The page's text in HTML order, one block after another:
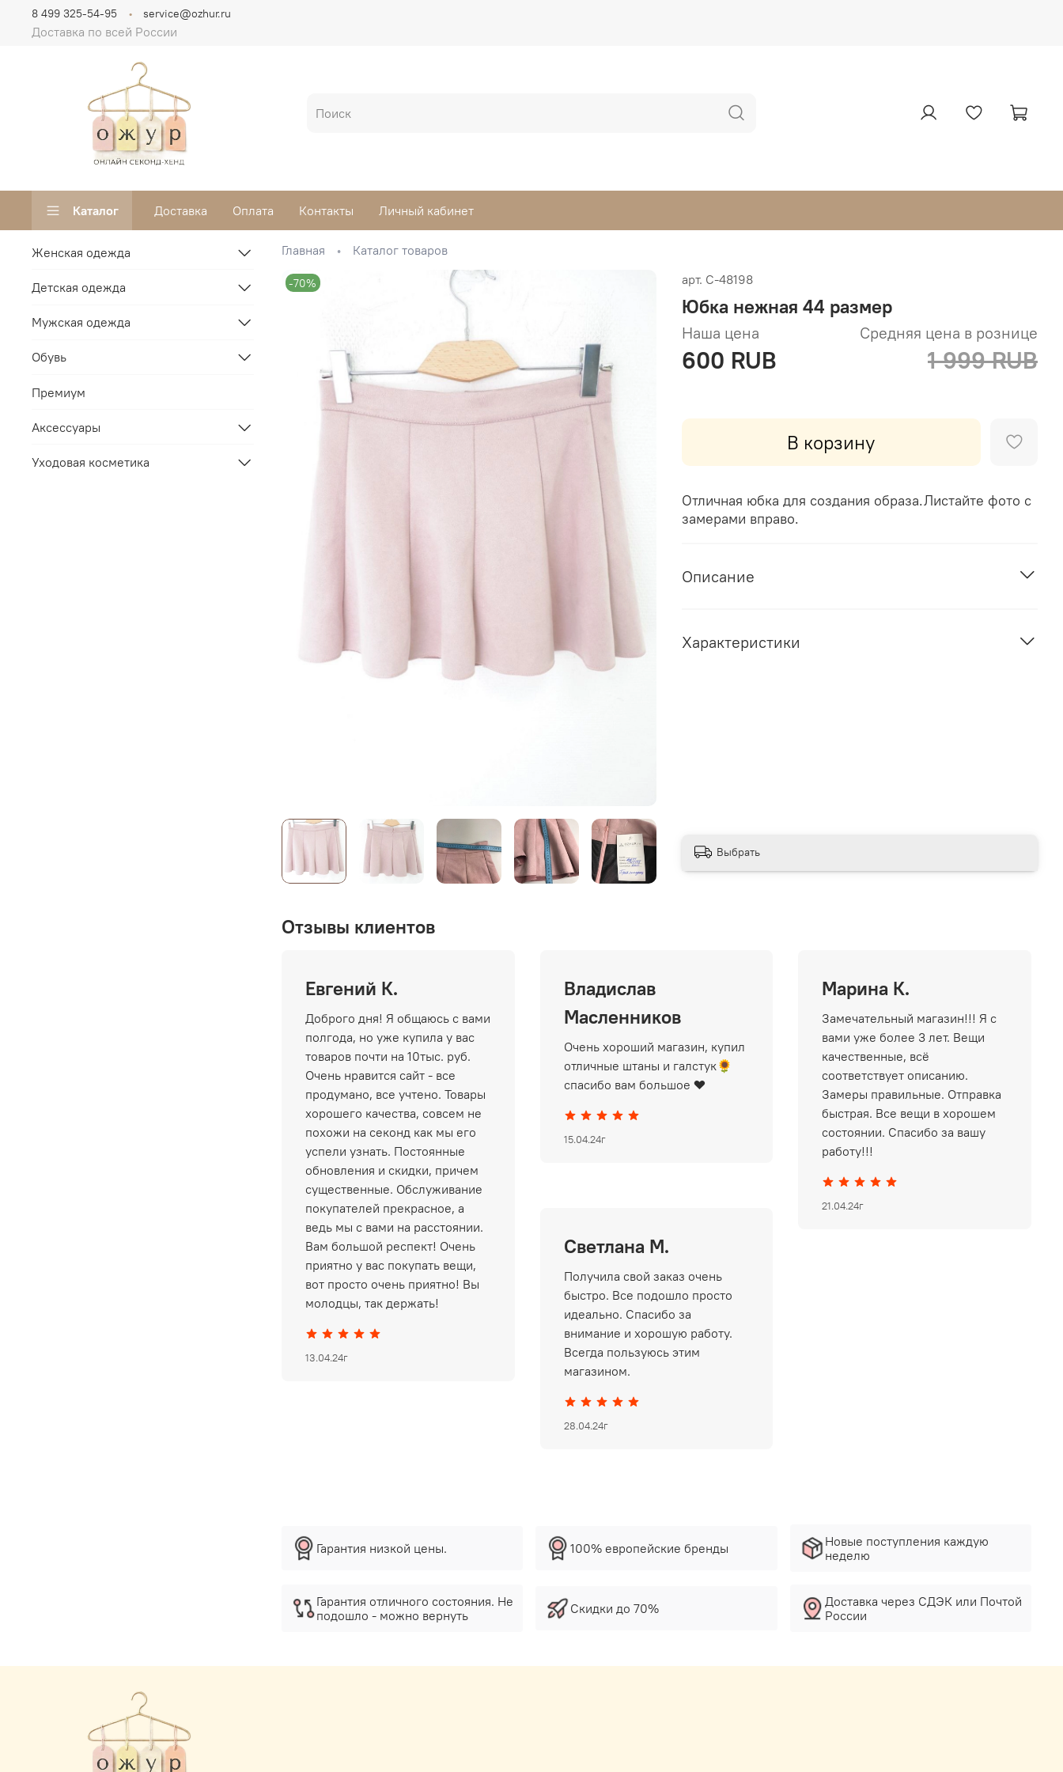
Доставка по всей России
8 499 325-54-95 service@ozhur.ru
Каталог Доставка Оплата Контакты Личный кабинет
Главная Каталог товаров
-70% арт. С-48198
Юбка нежная 44 размер
Наша цена
600 RUB
Средняя цена в рознице
1 999 RUB
В корзину
Отличная юбка для создания образа.Листайте фото с
замерами вправо.
Описание
Характеристики
Выбрать
Отзывы клиентов
Евгений К.
Доброго дня! Я общаюсь с вами
полгода, но уже купила у вас
товаров почти на 10тыс. руб.
Очень нравится сайт - все
продумано, все учтено. Товары
хорошего качества, совсем не
похожи на секонд как мы его
успели узнать. Постоянные
обновления и скидки, причем
существенные. Обслуживание
покупателей прекрасное, а
ведь мы с вами на расстоянии.
Вам большой респект! Очень
приятно у вас покупать вещи,
вот просто очень приятно! Вы
молодцы, так держать!
13.04.24г
Владислав
Масленников
Очень хороший магазин, купил
отличные штаны и галстук🌻
спасибо вам большое ❤️
15.04.24г
Марина К.
Замечательный магазин!!! Я с
вами уже более 3 лет. Вещи
качественные, всё
соответствует описанию.
Замеры правильные. Отправка
быстрая. Все вещи в хорошем
состоянии. Спасибо за вашу
работу!!!
21.04.24г
Светлана М.
Получила свой заказ очень
быстро. Все подошло просто
идеально. Спасибо за
внимание и хорошую работу.
Всегда пользуюсь этим
магазином.
28.04.24г
Гарантия низкой цены.
Гарантия отличного состояния. Не
подошло - можно вернуть
100% европейские бренды
Скидки до 70%
Новые поступления каждую
неделю
Доставка через СДЭК или Почтой
России
Женская одежда
Детская одежда
Мужская одежда
Обувь
Премиум
Аксессуары
Уходовая косметика